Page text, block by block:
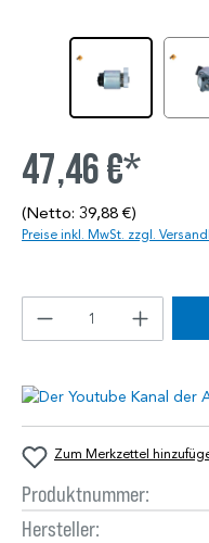
47,46 €*
(Netto: 39,88 €)
Preise inkl. MwSt. zzgl.
Zum Merkzettel
Produktnummer:
Hersteller: